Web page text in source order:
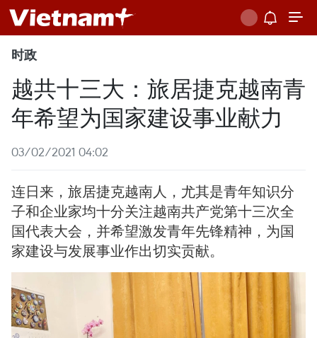
时政
越共十三大：旅居捷克越南青
年希望为国家建设事业献力
03/02/2021 04:02
连日来，旅居捷克越南人，尤其是青年知识分
子和企业家均十分关注越南共产党第十三次全
国代表大会，并希望激发青年先锋精神，为国
家建设与发展事业作出切实贡献。